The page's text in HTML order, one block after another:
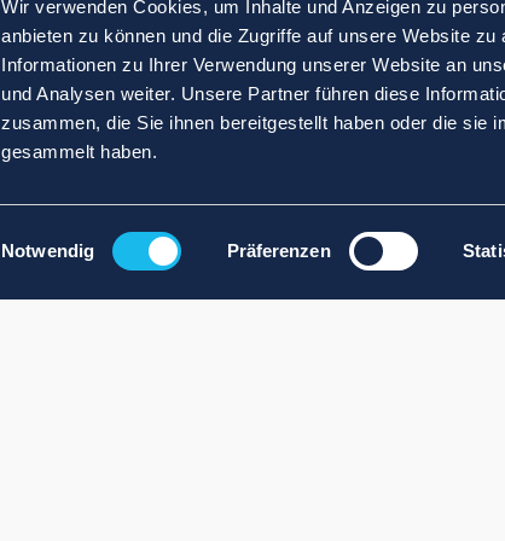
Wir verwenden Cookies, um Inhalte und Anzeigen zu
anbieten zu können und die Zugriffe auf unsere Website
Informationen zu Ihrer Verwendung unserer Website an
und Analysen weiter. Unsere Partner führen diese
zusammen, die Sie ihnen bereitgestellt haben oder die sie
gesammelt haben.
Einwilligungsauswahl
Notwendig Präferenzen